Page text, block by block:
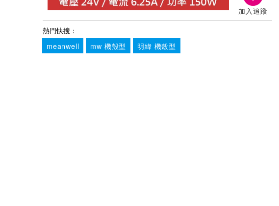
加入追蹤
熱門快搜：
meanwell
mw 機殼型 明緯 機殼型